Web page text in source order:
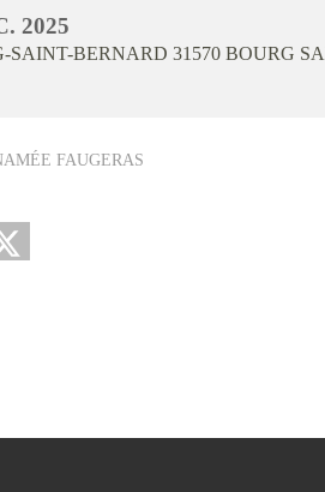
2025
SAINT-BERNARD 31570 BOURG
FAUGERAS